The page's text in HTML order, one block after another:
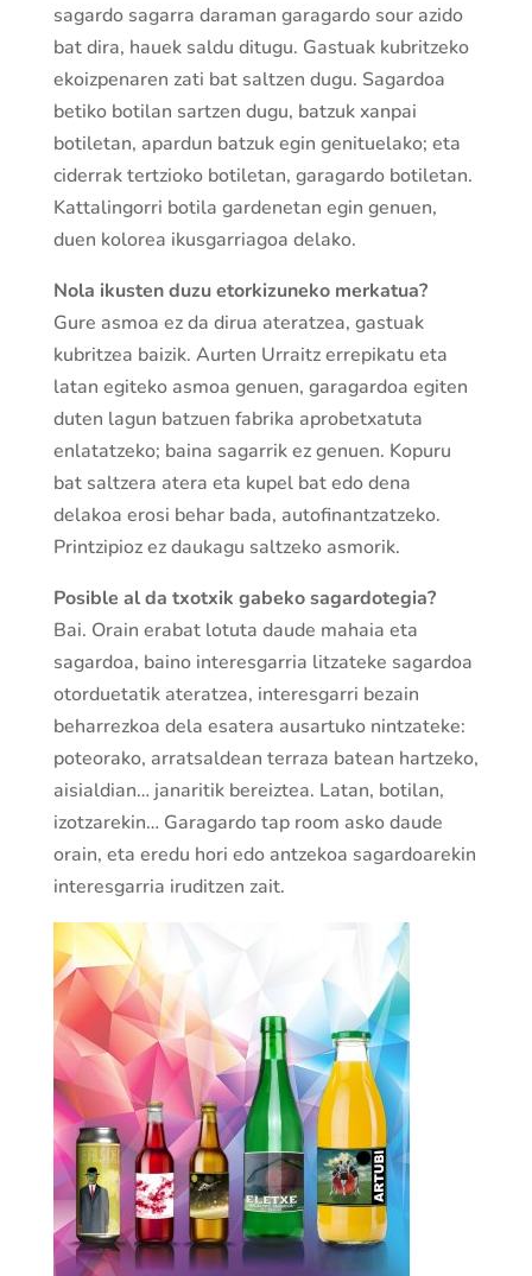
sagardo sagarra daraman garagardo sour azido
bat dira, hauek saldu ditugu. Gastuak kubritzeko
ekoizpenaren zati bat saltzen dugu. Sagardoa
betiko botilan sartzen dugu, batzuk xanpai
botiletan, apardun batzuk egin genituelako; eta
ciderrak tertzioko botiletan, garagardo botiletan.
Kattalingorri botila gardenetan egin genuen,
duen kolorea ikusgarriagoa delako.
Nola ikusten duzu etorkizuneko merkatua?
Gure asmoa ez da dirua ateratzea, gastuak
kubritzea baizik. Aurten Urraitz errepikatu eta
latan egiteko asmoa genuen, garagardoa egiten
duten lagun batzuen fabrika aprobetxatuta
enlatatzeko; baina sagarrik ez genuen. Kopuru
bat saltzera atera eta kupel bat edo dena
delakoa erosi behar bada, autofinantzatzeko.
Printzipioz ez daukagu saltzeko asmorik.
Posible al da txotxik gabeko sagardotegia?
Bai. Orain erabat lotuta daude mahaia eta
sagardoa, baino interesgarria litzateke sagardoa
otorduetatik ateratzea, interesgarri bezain
beharrezkoa dela esatera ausartuko nintzateke:
poteorako, arratsaldean terraza batean hartzeko,
aisialdian… janaritik bereiztea. Latan, botilan,
izotzarekin… Garagardo tap room asko daude
orain, eta eredu hori edo antzekoa sagardoarekin
interesgarria iruditzen zait.